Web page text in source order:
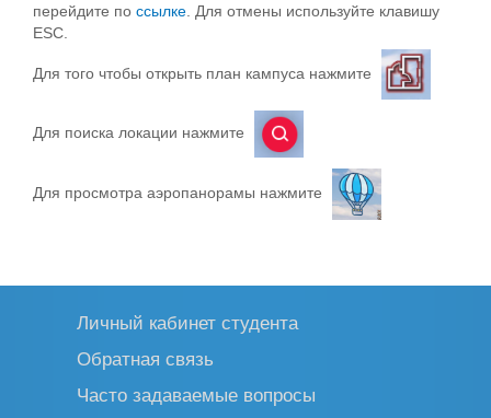
перейдите по ссылке . Для отмены используйте клавишу
ESC.
Для того чтобы открыть план кампуса нажмите
Для поиска локации нажмите
Для просмотра аэропанорамы нажмите
Личный кабинет студента
Обратная связь
Часто задаваемые вопросы